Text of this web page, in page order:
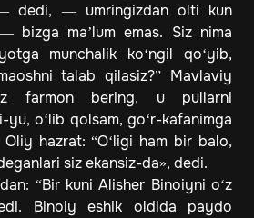
dedi, — umringizdan olti kun
bizga ma’lum emas. Siz nima
munchalik ko‘ngil qo‘yib,
talab qilasiz?” Mavlaviy
farmon bering, u pullarni
yu, o‘lib qolsam, go‘r-kafanimga
hazrat: “O‘ligi ham bir balo,
siz ekansiz-da», dedi.
“Bir kuni Alisher Binoiyni o‘z
Binoiy eshik oldida paydo